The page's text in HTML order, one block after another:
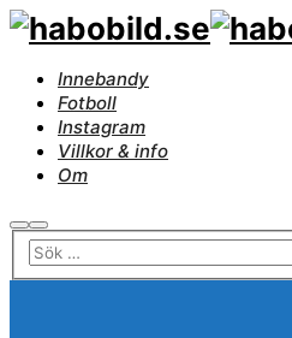
Innebandy
Fotboll
Instagram
Villkor & info
Om
SökHuvudmeny